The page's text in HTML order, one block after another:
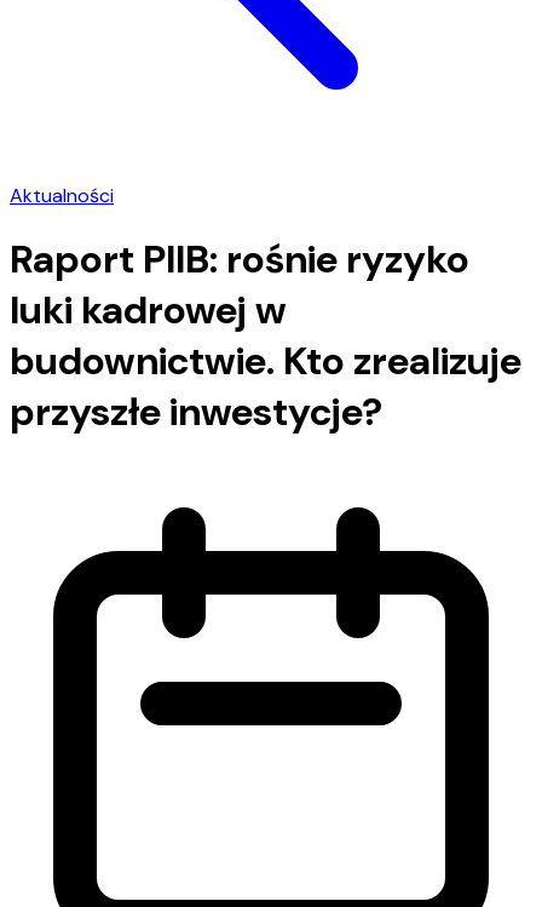
Aktualności
Raport PIIB: rośnie ryzyko
luki kadrowej w
budownictwie. Kto zrealizuje
przyszłe inwestycje?